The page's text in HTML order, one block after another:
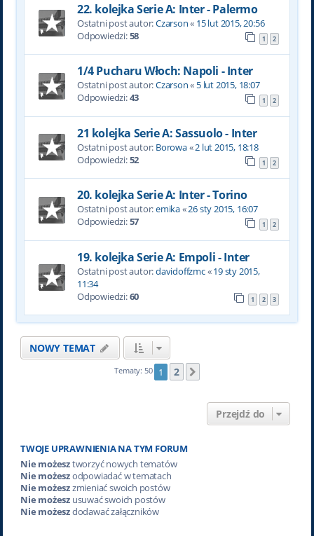
22. kolejka Serie A: Inter - Palermo
Ostatni post autor:Czarson« 15 lut 2015, 20:56
Odpowiedzi:58 1 2
1/4 Pucharu Włoch: Napoli - Inter
Ostatni post autor:Czarson« 5 lut 2015, 18:07
Odpowiedzi:43 1 2
21 kolejka Serie A: Sassuolo - Inter
Ostatni post autor: Borowa«2 lut 2015, 18:18
Odpowiedzi:52 1 2
20. kolejka Serie A: Inter - Torino
Ostatni post autor:emika«26 sty 2015, 16:07
Odpowiedzi:57 1 2
19. kolejka Serie A: Empoli - Inter
Ostatni post autor:davidoffzmc«19 sty 2015,
11:34
Odpowiedzi:60 1 2 3
NOWY TEMAT
Tematy: 50 1 2
Przejdź do
TWOJE UPRAWNIENIA NA TYM FORUM
Nie możesztworzyć nowych tematów
Nie możeszodpowiadać w tematach
Nie możeszzmieniać swoich postów
Nie możeszusuwać swoich postów
Nie możeszdodawać załączników